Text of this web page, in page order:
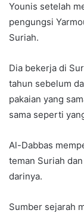
Younis setelah
pengungsi
Suriah.
Dia bekerja di
tahun sebelum
pakaian yang
sama seperti
Al-Dabbas
teman Suriah
darinya.
Sumber sejarah